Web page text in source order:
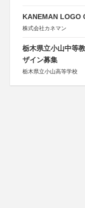
KANEMAN LOGO
株式会社カネマン
栃木県立小山中等
ザイン募集
栃木県立小山高等学校